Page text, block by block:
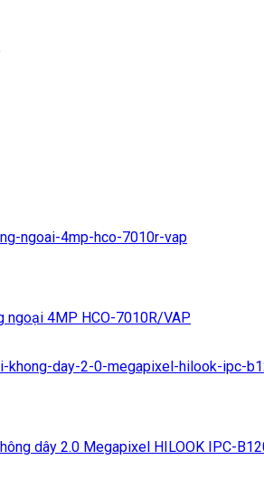
ngoại 4MP HCO-7010R/VAP
dây 2.0 Megapixel HILOOK IPC-